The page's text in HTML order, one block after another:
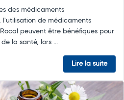
des médicaments
l'utilisation de médicaments
peuvent être bénéfiques pour
la santé, lors ...
Lire la suite